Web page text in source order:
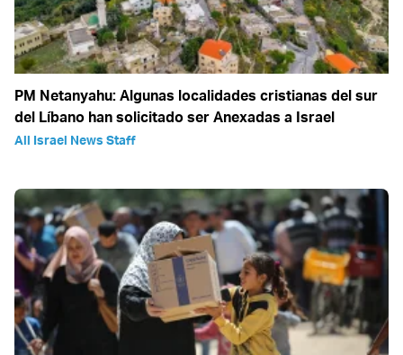
PM Netanyahu: Algunas localidades cristianas del sur
del Líbano han solicitado ser Anexadas a Israel
All Israel News Staff